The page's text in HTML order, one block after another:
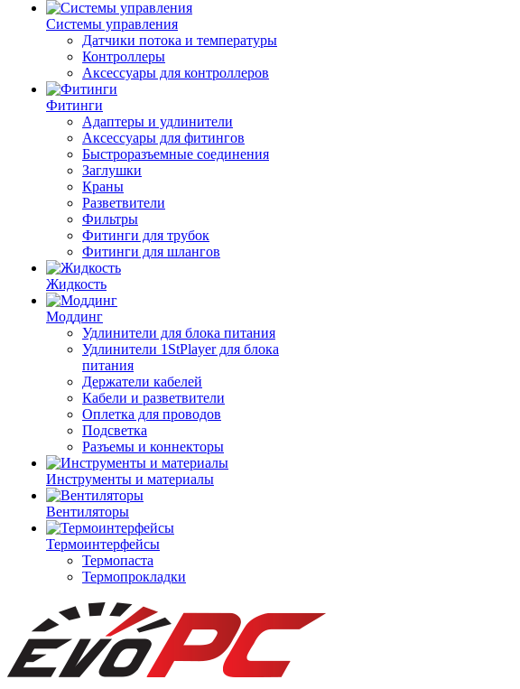
Системы управления
Датчики потока и температуры
Контроллеры
Аксессуары для контроллеров
Фитинги
Адаптеры и удлинители
Аксессуары для фитингов
Быстроразъемные соединения
Заглушки
Краны
Разветвители
Фильтры
Фитинги для трубок
Фитинги для шлангов
Жидкость
Моддинг
Удлинители для блока питания
Удлинители 1StPlayer для блока
питания
Держатели кабелей
Кабели и разветвители
Оплетка для проводов
Подсветка
Разъемы и коннекторы
Инструменты и материалы
Вентиляторы
Термоинтерфейсы
Термопаста
Термопрокладки